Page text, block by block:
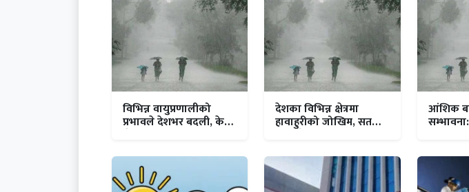
विभिन्न वायुप्रणालीको
प्रभावले देशभर बदली, केही
क्षेत्रमा वर्षा र हिमपातको
देशका विभिन्न क्षेत्रमा
हावाहुरीको जोखिम, सतर्क
रहन मौसम विभागको आग्र
आंशिक